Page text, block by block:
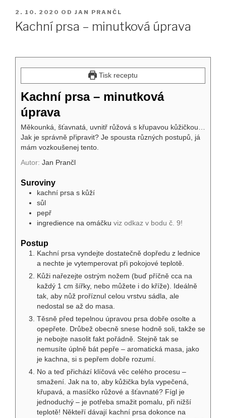
PUBLIKOVÁNO
2. 10. 2020 OD JAN PRANČL
Kachní prsa – minutková úprava
Tisk receptu
Kachní prsa – minutková
úprava
Měkounká, šťavnatá, uvnitř růžová s křupavou kůžičkou…
Jak je správně připravit? Je spousta různých postupů, já
mám vozkoušenej tento.
Autor: Jan Prančl
Suroviny
kachní prsa s kůží
sůl
pepř
ingredience na omáčku viz odkaz v bodu č. 9!
Postup
Kachní prsa vyndejte dostatečně dopředu z lednice
a nechte je vytemperovat při pokojové teplotě.
Kůži nařezejte ostrým nožem (buď příčně cca na
každý 1 cm šířky, nebo můžete i do kříže). Ideálně
tak, aby nůž proříznul celou vrstvu sádla, ale
nedostal se až do masa.
Těsně před tepelnou úpravou prsa dobře osolte a
opepřete. Drůbež obecně snese hodně soli, takže se
je nebojte nasolit fakt pořádně. Stejně tak se
nemusíte úplně bát pepře – aromatická masa, jako
je kachna, si s pepřem dobře rozumí.
No a teď přichází klíčová věc celého procesu –
smažení. Jak na to, aby kůžička byla vypečená,
křupavá, a masíčko růžové a šťavnaté? Fígl je
jednoduchý – je potřeba smažit pomalu, při nižší
teplotě! Někteří dávají kachní prsa dokonce na